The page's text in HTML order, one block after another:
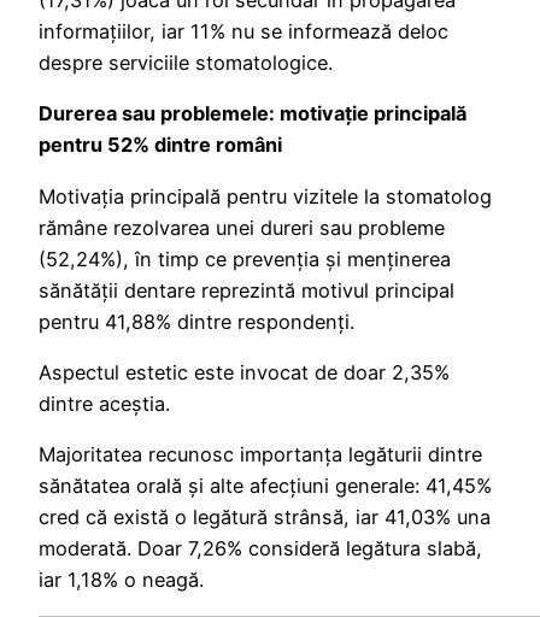
informațiilor, iar 11% nu se informează deloc
despre serviciile stomatologice.
Durerea sau problemele: motivație principală
pentru 52% dintre români
Motivația principală pentru vizitele la stomatolog
rămâne rezolvarea unei dureri sau probleme
(52,24%), în timp ce prevenția și menținerea
sănătății dentare reprezintă motivul principal
pentru 41,88% dintre respondenți.
Aspectul estetic este invocat de doar 2,35%
dintre aceștia.
Majoritatea recunosc importanța legăturii dintre
sănătatea orală și alte afecțiuni generale: 41,45%
cred că există o legătură strânsă, iar 41,03% una
moderată. Doar 7,26% consideră legătura slabă,
iar 1,18% o neagă.